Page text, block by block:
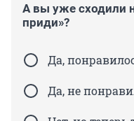
А вы уже сходили
приди»?
Да,
Да, не